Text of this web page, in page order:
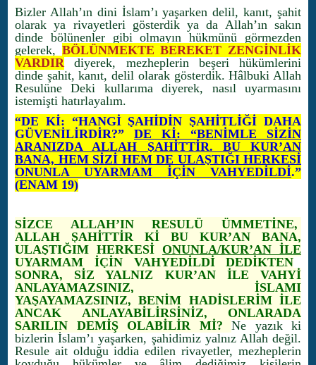
Bizler Allah’ın dini İslam’ı yaşarken delil, kanıt, şahit
olarak ya rivayetleri gösterdik ya da Allah’ın sakın
dinde bölünenler gibi olmayın hükmünü görmezden
gelerek, BÖLÜNMEKTE BEREKET ZENGİNLİK
VARDIR diyerek, mezheplerin beşeri hükümlerini
dinde şahit, kanıt, delil olarak gösterdik. Hâlbuki Allah
Resulüne Deki kullarıma diyerek, nasıl uyarmasını
istemişti hatırlayalım.
“DE Kİ: “HANGİ ŞAHİDİN ŞAHİTLİĞİ DAHA
GÜVENİLİRDİR?” DE Kİ: “BENİMLE SİZİN
ARANIZDA ALLAH ŞAHİTTİR. BU KUR’AN
BANA, HEM SİZİ HEM DE ULAŞTIĞI HERKESİ
ONUNLA UYARMAM İÇİN VAHYEDİLDİ.”
(ENAM 19)
SİZCE ALLAH’IN RESULÜ ÜMMETİNE,
ALLAH ŞAHİTTİR Kİ BU KUR’AN BANA,
ULAŞTIĞIM HERKESİ ONUNLA/KUR’AN İLE
UYARMAM İÇİN VAHYEDİLDİ DEDİKTEN
SONRA, SİZ YALNIZ KUR’AN İLE VAHYİ
ANLAYAMAZSINIZ, İSLAMI
YAŞAYAMAZSINIZ, BENİM HADİSLERİM İLE
ANCAK ANLAYABİLİRSİNİZ, ONLARADA
SARILIN DEMİŞ OLABİLİR Mİ? Ne yazık ki
bizlerin İslam’ı yaşarken, şahidimiz yalnız Allah değil.
Resule ait olduğu iddia edilen rivayetler, mezheplerin